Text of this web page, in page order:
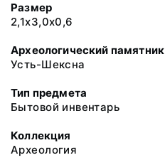
Размер
2,1х3,0х0,6
Археологический памятник
Усть-Шексна
Тип предмета
Бытовой инвентарь
Коллекция
Археология